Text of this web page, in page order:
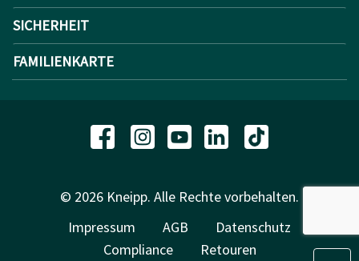
SICHERHEIT
FAMILIENKARTE
© 2026 Kneipp. Alle Rechte vorbehalten.
Impressum
AGB
Datenschutz
Compliance
Retouren